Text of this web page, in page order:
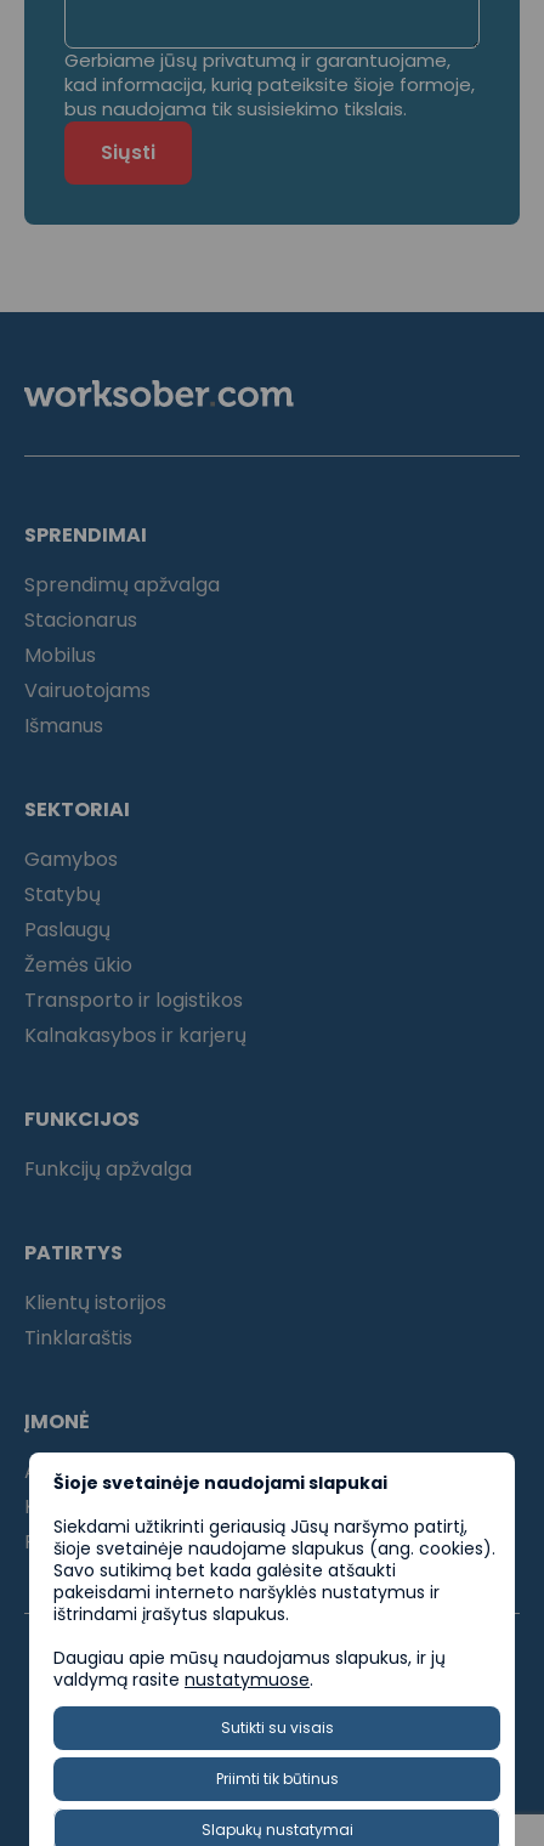
Gerbiame jūsų privatumą ir garantuojame,
kad informacija, kurią pateiksite šioje formoje,
bus naudojama tik susisiekimo tikslais.
SPRENDIMAI
Sprendimų apžvalga
Stacionarus
Mobilus
Vairuotojams
Išmanus
SEKTORIAI
Gamybos
Statybų
Paslaugų
Žemės ūkio
Transporto ir logistikos
Kalnakasybos ir karjerų
FUNKCIJOS
Funkcijų apžvalga
PATIRTYS
Klientų istorijos
Tinklaraštis
ĮMONĖ
Apie mus
Kontaktai
Partneriams
Privatumo politika
Socialinės atsakomybės politika
Dirbkblaivus @ 2025. Visos teisės saugomos.
Šioje svetainėje naudojami slapukai
Siekdami užtikrinti geriausią Jūsų naršymo patirtį,
šioje svetainėje naudojame slapukus (ang. cookies).
Savo sutikimą bet kada galėsite atšaukti
pakeisdami interneto naršyklės nustatymus ir
ištrindami įrašytus slapukus.
Daugiau apie mūsų naudojamus slapukus, ir jų
valdymą rasite nustatymuose.
Sutikti su visais
Priimti tik būtinus
Slapukų nustatymai